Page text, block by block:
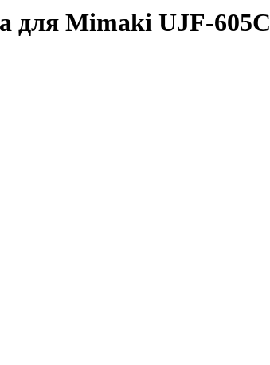
для Mimaki UJF-605C